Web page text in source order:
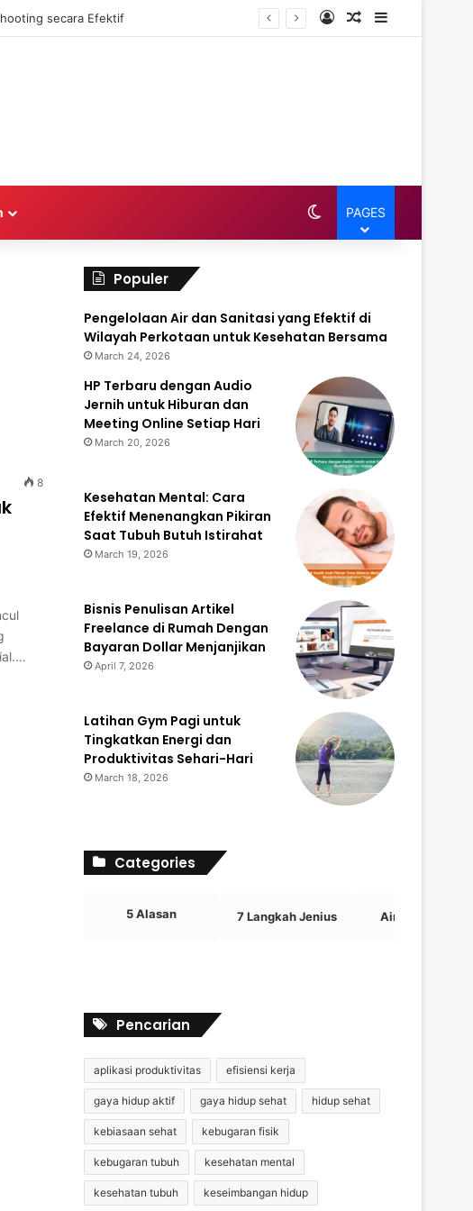
secara Efektif Log InRandom Article
Sidebar
Switch skin
PAGES
8
Populer
Pengelolaan Air dan Sanitasi yang Efektif di
Wilayah Perkotaan untuk Kesehatan Bersama
March 24, 2026
HP Terbaru dengan Audio
Jernih untuk Hiburan dan
Meeting Online Setiap Hari
March 20, 2026
Kesehatan Mental: Cara
Efektif Menenangkan Pikiran
Saat Tubuh Butuh Istirahat
March 19, 2026
Bisnis Penulisan Artikel
Freelance di Rumah Dengan
Bayaran Dollar Menjanjikan
April 7, 2026
Latihan Gym Pagi untuk
Tingkatkan Energi dan
Produktivitas Sehari-Hari
March 18, 2026
Categories
5 Alasan 7 Langkah Jenius Airdrop Crypto
Pencarian
aplikasi produktivitas efisiensi kerja
gaya hidup aktif gaya hidup sehat hidup sehat
kebiasaan sehat kebugaran fisik
kebugaran tubuh kesehatan mental
kesehatan tubuh keseimbangan hidup